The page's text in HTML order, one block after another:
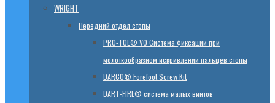
WRIGHT
Передний отдел стопы
PRO-TOE® VO Система фиксации при
молоткообразном искривлении пальцев стопы
DARCO® Forefoot Screw Kit
DART-FIRE® система малых винтов